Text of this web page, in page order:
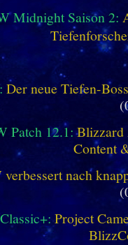
Midnight Saison 2:
Der neue Tiefen-
Patch 12.1: Blizzard
Content
nach
Project